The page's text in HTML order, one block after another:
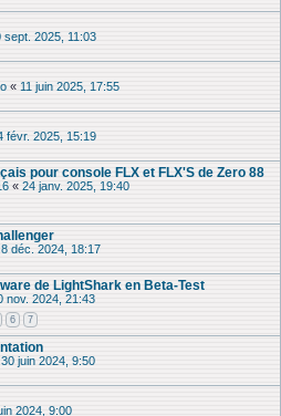
sept. 2025, 11:03
« 11 juin 2025, 17:55
févr. 2025, 15:19
pour console FLX et FLX'S de Zero 88
« 24 janv. 2025, 19:40
8 déc. 2024, 18:17
de LightShark en Beta-Test
nov. 2024, 21:43
6 7
30 juin 2024, 9:50
2024, 9:00